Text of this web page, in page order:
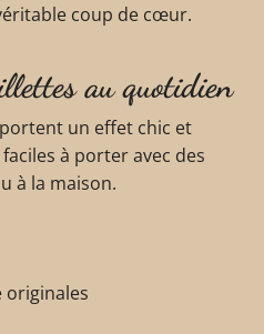
coup de cœur.
au quotidien
un effet chic et
à porter avec des
à la maison.
originales